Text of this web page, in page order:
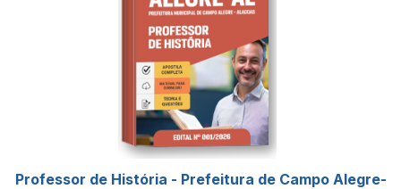
Professor de História - Prefeitura de Campo Alegre-